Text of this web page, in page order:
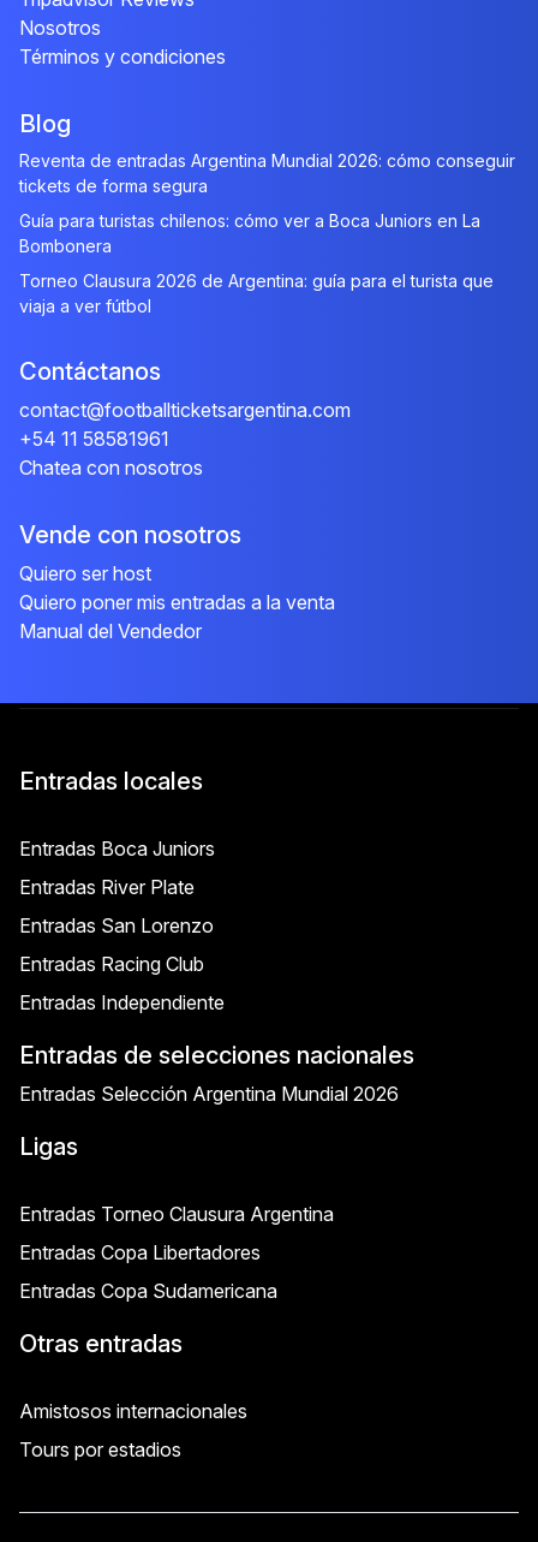
Nosotros
Términos y condiciones
Blog
Reventa de entradas Argentina Mundial 2026: cómo conseguir
tickets de forma segura
Guía para turistas chilenos: cómo ver a Boca Juniors en La
Bombonera
Torneo Clausura 2026 de Argentina: guía para el turista que
viaja a ver fútbol
Contáctanos
contact@footballticketsargentina.com
+54 11 58581961
Chatea con nosotros
Vende con nosotros
Quiero ser host
Quiero poner mis entradas a la venta
Manual del Vendedor
Entradas locales
Entradas Boca Juniors
Entradas River Plate
Entradas San Lorenzo
Entradas Racing Club
Entradas Independiente
Entradas de selecciones nacionales
Entradas Selección Argentina Mundial 2026
Ligas
Entradas Torneo Clausura Argentina
Entradas Copa Libertadores
Entradas Copa Sudamericana
Otras entradas
Amistosos internacionales
Tours por estadios